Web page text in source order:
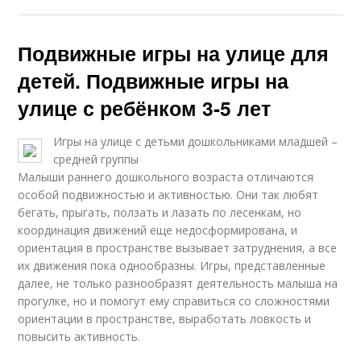
Подвижные игры на улице для
детей. Подвижные игры на
улице с ребёнком 3-5 лет
Игры на улице с детьми дошкольниками младшей –
средней группы
Малыши раннего дошкольного возраста отличаются
особой подвижностью и активностью. Они так любят
бегать, прыгать, ползать и лазать по лесенкам, но
координация движений еще недосформирована, и
ориентация в пространстве вызывает затруднения, а все
их движения пока однообразны. Игры, представленные
далее, не только разнообразят деятельность малыша на
прогулке, но и помогут ему справиться со сложностями
ориентации в пространстве, выработать ловкость и
повысить активность.